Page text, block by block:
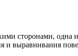
сторонами, одна
выравнивания